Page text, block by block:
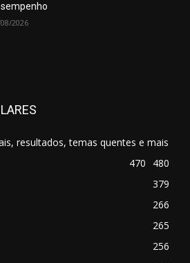
2026
resultados, temas quentes e mais
480
470
379
266
265
256